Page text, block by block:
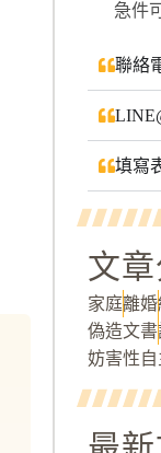
急件
聯絡
填寫
文
家庭離婚
偽造文書
妨害性自